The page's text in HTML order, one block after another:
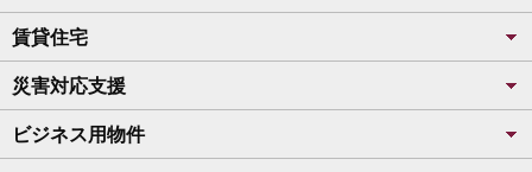
賃貸住宅
災害対応支援
ビジネス用物件